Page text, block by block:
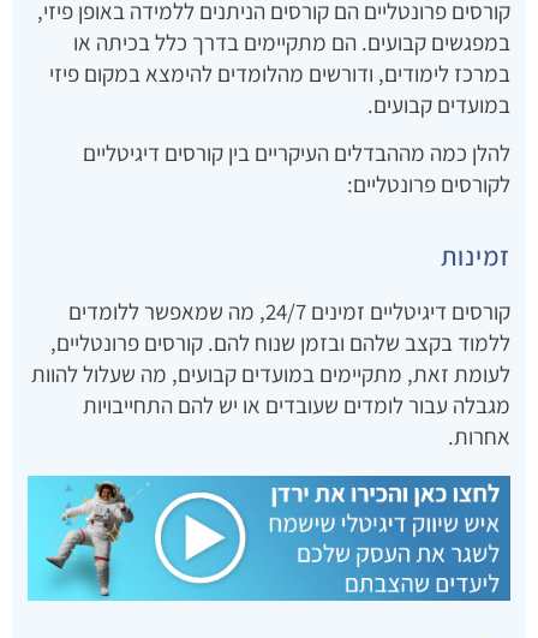
קורסים פרונטליים הם קורסים הניתנים ללמידה באופן פיזי,
במפגשים קבועים. הם מתקיימים בדרך כלל בכיתה או
במרכז לימודים, ודורשים מהלומדים להימצא במקום פיזי
במועדים קבועים.
להלן כמה מההבדלים העיקריים בין קורסים דיגיטליים
לקורסים פרונטליים:
זמינות
קורסים דיגיטליים זמינים 24/7, מה שמאפשר ללומדים
ללמוד בקצב שלהם ובזמן שנוח להם. קורסים פרונטליים,
לעומת זאת, מתקיימים במועדים קבועים, מה שעלול להוות
מגבלה עבור לומדים שעובדים או יש להם התחייבויות
אחרות.